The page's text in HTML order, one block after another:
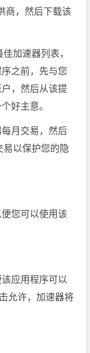
商，然后下载该
加速器列表，
之前，先与您
，然后从该提
好主意。
月交易，然后
易以保护您的隐
您可以使用该
应用程序可以
允许，加速器将